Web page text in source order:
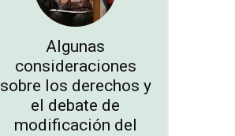
Algunas
consideraciones
sobre los derechos y
el debate de
modificación del